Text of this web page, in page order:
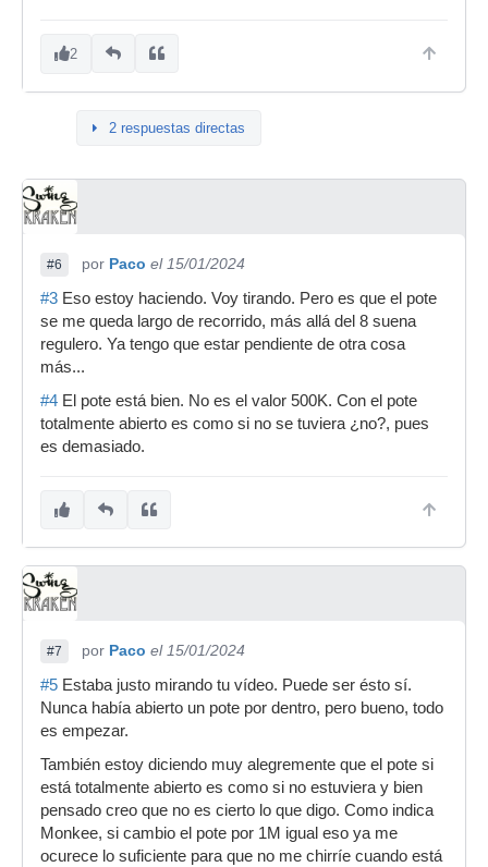
2
2 respuestas directas
#6 por Paco el 15/01/2024
#3 Eso estoy haciendo. Voy tirando. Pero es que el pote
se me queda largo de recorrido, más allá del 8 suena
regulero. Ya tengo que estar pendiente de otra cosa
más...
#4 El pote está bien. No es el valor 500K. Con el pote
totalmente abierto es como si no se tuviera ¿no?, pues
es demasiado.
#7 por Paco el 15/01/2024
#5 Estaba justo mirando tu vídeo. Puede ser ésto sí.
Nunca había abierto un pote por dentro, pero bueno, todo
es empezar.
También estoy diciendo muy alegremente que el pote si
está totalmente abierto es como si no estuviera y bien
pensado creo que no es cierto lo que digo. Como indica
Monkee, si cambio el pote por 1M igual eso ya me
ocurece lo suficiente para que no me chirríe cuando está